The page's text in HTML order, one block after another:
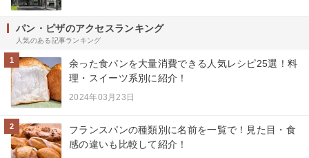
パン・ピザのアクセスランキング
人気のある記事ランキング
1
余った食パンを大量消費できる人気レシピ25選！料
理・スイーツ系別に紹介！
2024年03月23日
2
フランスパンの種類別に名前を一覧で！見た目・食
感の違いも比較して紹介！